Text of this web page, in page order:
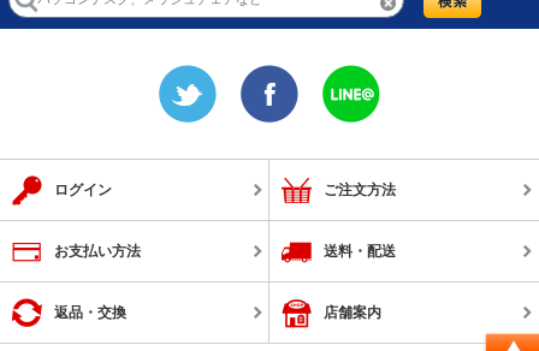
ログイン ご注文方法
お支払い方法 送料・配送
返品・交換 店舗案内